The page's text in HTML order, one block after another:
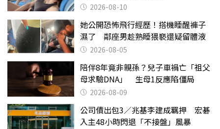
2026-08-10
她公開恐怖飛行經歷！搭機睡醒褲子
濕了 鄰座男趁熟睡猥褻還疑留體液
2026-08-05
陪伴8年竟非親孫？兒子車禍亡「祖父
母求驗DNA」 生母1反應陷僵局
2026-08-09
公司債出包3／兆基李建成羈押 宏碁
入主48小時閃退「不接盤」風暴